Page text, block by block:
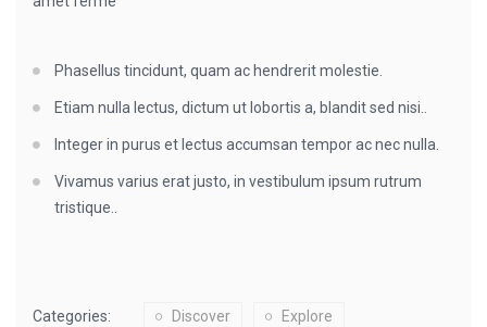
Phasellus tincidunt, quam ac hendrerit molestie.
Etiam nulla lectus, dictum ut lobortis a, blandit sed nisi..
Integer in purus et lectus accumsan tempor ac nec nulla.
Vivamus varius erat justo, in vestibulum ipsum rutrum
tristique..
Categories: Discover Explore